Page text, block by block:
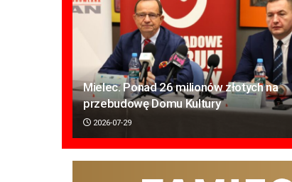
Mielec. Ponad 26 milionów złotych na
przebudowę Domu Kultury
2026-07-29